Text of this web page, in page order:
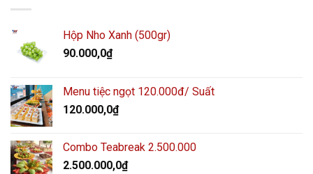
Hộp Nho Xanh (500gr)
90.000,0₫
Menu tiệc ngọt 120.000đ/ Suất
120.000,0₫
Combo Teabreak 2.500.000
2.500.000,0₫